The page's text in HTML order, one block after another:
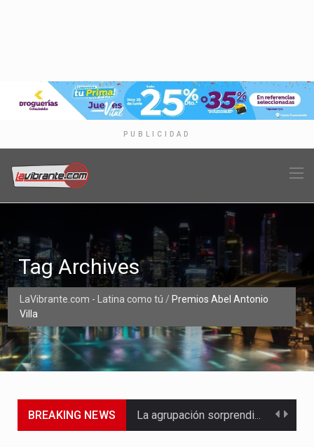
PUBLICIDAD
LaVibrante.com - Latina como tú / Premios Abel Antonio
Villa
Tag Archives
BREAKING NEWS La agrupación sorprendió a los pasajeros de Circular Sur con…